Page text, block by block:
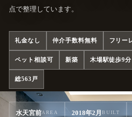
点で整理しています。
礼金なし 仲介手数料無料 フリー
ペット相談可 新築 木場駅徒歩9分
総563戸
水天宮前AREA 2018年2月BUILT